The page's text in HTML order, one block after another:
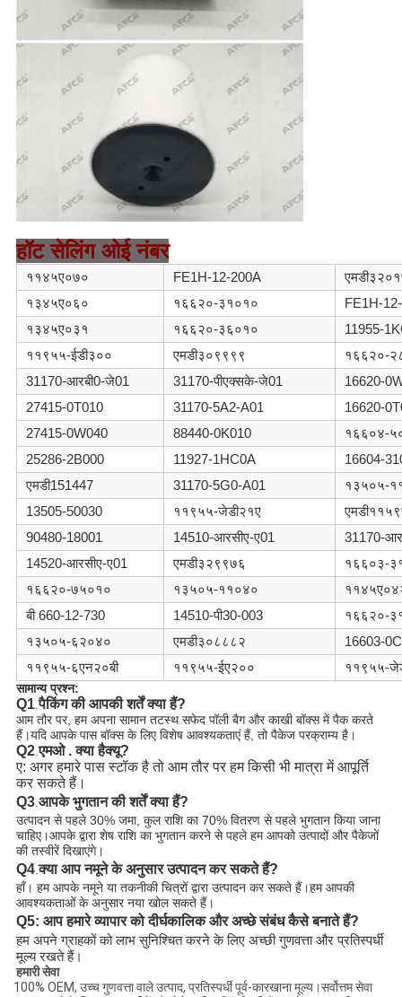
हॉट सेलिंग ओई नंबर
११४५ए०७० FE1H-12-200A
१३४५ए०६०
१६६२०-३१०१०
FE1H-
१३४५ए०३१
१६६२०-३६०१०
11955-
११९५५-ईडी३००
एमडी३०९९९९
१६६२०-
31170-आरबी0-जे01
31170-पीएक्सके-जे01
16620-
27415-0T010
31170-5A2-A01
16620-
27415-0W040
88440-0K010
१६६०४-
25286-2B000
11927-1HC0A
16604-
एमडी151447
31170-5G0-A01
१३५०५-
13505-50030
११९५५-जेडी२१ए
90480-18001
14510-आरसीए-ए01
31170-
14520-आरसीए-ए01
एमडी३२९९७६
१६६०३-
१६६२०-७५०१०
१३५०५-११०४०
बी 660-12-730
14510-पी30-003
१६६२०-
१३५०५-६२०४०
एमडी३०८८८२
16603-
११९५५-६एन२०बी
११९५५-ईए२०० ११९५५-
सामान्य प्रश्न:
Q1.पैकिंग की आपकी शर्तें क्या हैं?
आम तौर पर, हम अपना सामान तटस्थ सफेद पॉली बैग और काखी बॉक्स में पैक करते
हैं।यदि आपके पास बॉक्स के लिए विशेष आवश्यकताएं हैं, तो पैकेज परक्राम्य है।
Q2.एमओ . क्या हैक्यू?
ए: अगर हमारे पास स्टॉक है तो आम तौर पर हम किसी भी मात्रा में आपूर्ति
कर सकते हैं।
Q3. आपके भुगतान की शर्तें क्या हैं?
उत्पादन से पहले 30% जमा, कुल राशि का 70% वितरण से पहले भुगतान किया जाना
चाहिए।आपके द्वारा शेष राशि का भुगतान करने से पहले हम आपको उत्पादों और पैकेजों
की तस्वीरें दिखाएंगे।
Q4.क्या आप नमूने के अनुसार उत्पादन कर सकते हैं?
हाँ। हम आपके नमूने या तकनीकी चित्रों द्वारा उत्पादन कर सकते हैं।हम आपकी
आवश्यकताओं के अनुसार नया खोल सकते हैं।
Q5: आप हमारे व्यापार को दीर्घकालिक और अच्छे संबंध कैसे बनाते हैं?
हम अपने ग्राहकों को लाभ सुनिश्चित करने के लिए अच्छी गुणवत्ता और प्रतिस्पर्धी
मूल्य रखते हैं।
हमारी सेवा
100% OEM, उच्च गुणवत्ता वाले उत्पाद, प्रतिस्पर्धी पूर्व-कारखाना मूल्य।सर्वोत्तम सेवा